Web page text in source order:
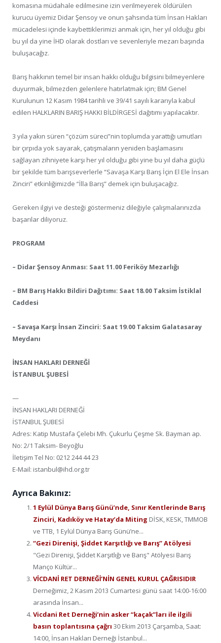
komasına müdahale edilmesine izin verilmeyerek öldürülen
kurucu üyemiz Didar Şensoy ve onun şahsında tüm İnsan Hakları
mücadelesi içinde kaybettiklerimizi anmak için, her yıl olduğu gibi
bu yıl da yine İHD olarak dostları ve sevenleriyle mezarı başında
buluşacağız.
Barış hakkının temel bir insan hakkı olduğu bilgisini bilmeyenlere
duyurmak, bilmezden gelenlere hatırlatmak için; BM Genel
Kurulunun 12 Kasım 1984 tarihli ve 39/41 sayılı kararıyla kabul
edilen HALKLARIN BARIŞ HAKKI BİLDİRGESİ dağıtımı yapılacaktır.
3 yıla yakın süren “çözüm süreci”nin toplumda yarattığı umutları
bir çırpıda yok sayarak, çatışmaların yeniden başlamasını
sağlayan zihniyete karşı her yıl olduğu gibi yine bu yıl daha güçlü
bir şekilde tüm barışseverlerle “Savaşa Karşı Barış İçin El Ele İnsan
Zinciri” etkinliğimizde “İlla Barış” demek için buluşacağız.
Gereken ilgiyi ve desteği göstermeniz dileğiyle çalışmalarınızda
başarılar diliyoruz.
PROGRAM
– Didar Şensoy Anması: Saat 11.00 Feriköy Mezarlığı
– BM Barış Hakkı Bildiri Dağıtımı: Saat 18.00 Taksim İstiklal
Caddesi
– Savaşa Karşı İnsan Zinciri: Saat 19.00 Taksim Galatasaray
Meydanı
İNSAN HAKLARI DERNEĞİ
İSTANBUL ŞUBESİ
—
İNSAN HAKLARI DERNEĞİ
İSTANBUL ŞUBESİ
Adres: Katip Mustafa Çelebi Mh. Çukurlu Çeşme Sk. Bayman ap.
No: 2/1 Taksim- Beyoğlu
İletişim Tel No: 0212 244 44 23
E-Mail: istanbul@ihd.org.tr
Ayrıca Bakınız:
1 Eylül Dünya Barış Günü’nde, Sınır Kentlerinde Barış
Zinciri, Kadıköy ve Hatay’da Miting DİSK, KESK, TMMOB
ve TTB, 1 Eylül Dünya Barış Günü’ne...
“Gezi Direnişi, Şiddet Karşıtlığı ve Barış” Atölyesi
"Gezi Direnişi, Şiddet Karşıtlığı ve Barış" Atölyesi Barış
Manço Kültür...
VİCDANİ RET DERNEĞİ’NİN GENEL KURUL ÇAĞRISIDIR
Derneğimiz, 2 Kasım 2013 Cumartesi günü saat 14:00-16:00
arasında İnsan...
Vicdani Ret Derneği’nin asker “kaçak”ları ile ilgili
basın toplantısına çağrı 30 Ekim 2013 Çarşamba, Saat:
14:00, İnsan Hakları Derneği İstanbul...